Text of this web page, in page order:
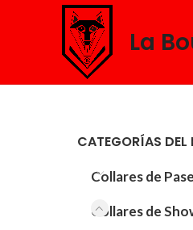
La
CATEGORÍAS
Collares de
Collares de